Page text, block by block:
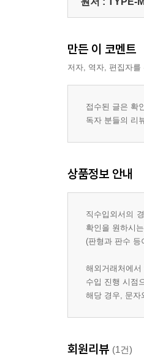
만든 이 코멘트
저자, 역자, 편집자
접수된 글은 확
독자 분들의 리
상품정보 안내
직수입외서의
확인을 원하시
(판형과 판수 등
해외거래처에
수입 진행 시점
해당 경우, 문자
회원리뷰 (1건)